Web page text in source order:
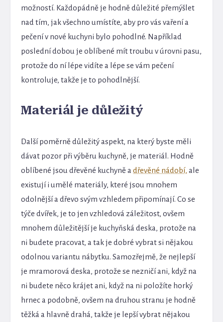
možností. Každopádně je hodně důležité přemýšlet
nad tím, jak všechno umístíte, aby pro vás vaření a
pečení v nové kuchyni bylo pohodlné. Například
poslední dobou je oblíbené mít troubu v úrovni pasu,
protože do ní lépe vidíte a lépe se vám pečení
kontroluje, takže je to pohodlnější.
Materiál je důležitý
Další poměrně důležitý aspekt, na který byste měli
dávat pozor při výběru kuchyně, je materiál. Hodně
oblíbené jsou dřevěné kuchyně adřevěné nádobí, ale
existují i umělé materiály, které jsou mnohem
odolnější a dřevo svým vzhledem připomínají. Co se
týče dvířek, je to jen vzhledová záležitost, ovšem
mnohem důležitější je kuchyňská deska, protože na
ni budete pracovat, a tak je dobré vybrat si nějakou
odolnou variantu nábytku. Samozřejmě, že nejlepší
je mramorová deska, protože se nezničí ani, když na
ni budete něco krájet ani, když na ni položíte horký
hrnec a podobně, ovšem na druhou stranu je hodně
těžká a hlavně drahá, takže je lepší vybrat nějakou